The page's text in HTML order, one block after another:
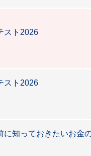
スト2026
スト2026
に知っておきたいお金